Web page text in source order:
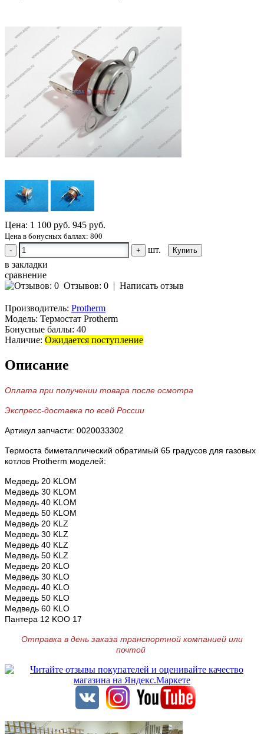
Цена: 1 100 руб. 945 руб.
Цена в бонусных баллах: 800
-
+
шт.
в закладки
сравнение
Отзывов: 0 | Написать отзыв
Производитель: Protherm
Модель: Термостат Protherm
Бонусные баллы: 40
Наличие: Ожидается поступление
Описание
Оплата при получении товара после осмотра
Экспресс-доставка по всей России
Артикул запчасти: 0020033302
Термоста биметаллический обратимый 65 градусов для газовых
котлов Protherm моделей:
Медведь 20 KLOM
Медведь 30 KLOM
Медведь 40 KLOM
Медведь 50 KLOM
Медведь 20 KLZ
Медведь 30 KLZ
Медведь 40 KLZ
Медведь 50 KLZ
Медведь 20 KLO
Медведь 30 KLO
Медведь 40 KLO
Медведь 50 KLO
Медведь 60 KLO
Пантера 12 KOO 17
Отправка в день заказа транспортной компанией или
почтой